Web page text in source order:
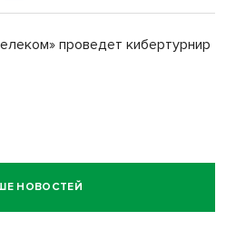
проведет кибертурнир
НОВОСТЕЙ